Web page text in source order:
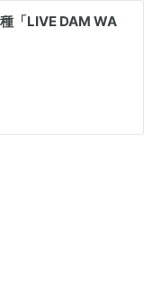
「LIVE DAM WA